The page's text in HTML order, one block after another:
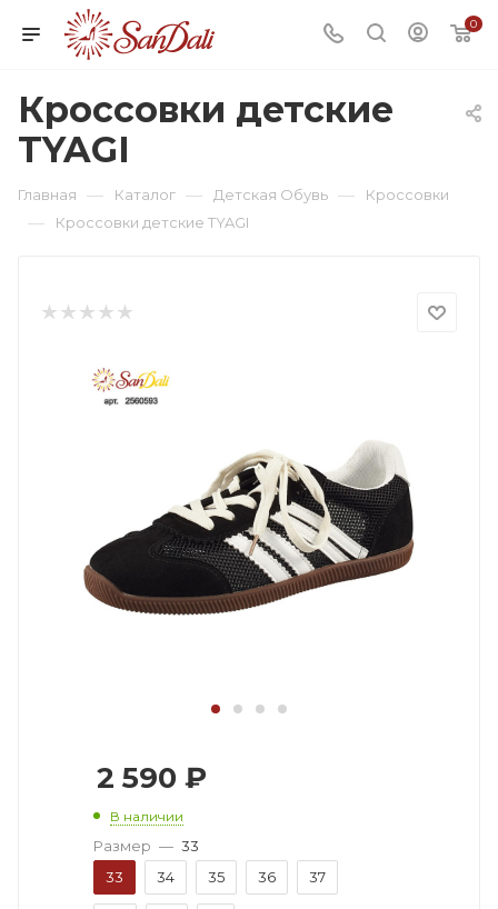
0
Кроссовки детские
TYAGI
Главная — Каталог — Детская Обувь — Кроссовки
— Кроссовки детские TYAGI
2 590 ₽
В наличии
Размер — 33
33
34 35 36 37